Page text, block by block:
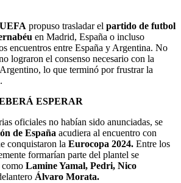
UEFA propuso trasladar el partido de futbol
en Madrid, España o incluso
encuentros entre España y Argentina. No
lograron el consenso necesario con la
lo que terminó por frustrar la
ESPERAR
oficiales no habían sido anunciadas, se
de España acudiera al encuentro con
conquistaron la Eurocopa 2024. Entre los
formarían parte del plantel se
como Lamine Yamal, Pedri, Nico
Álvaro Morata.